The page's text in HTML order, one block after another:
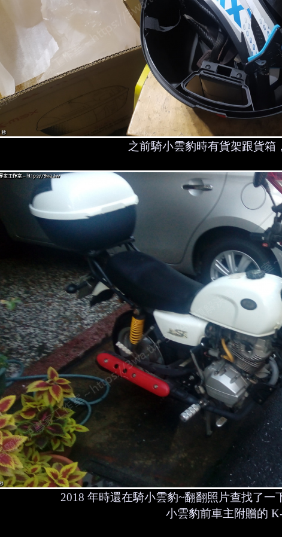
之前騎小雲豹時有貨架跟貨箱
2018 年時還在騎小雲豹~翻翻照片查找了
小雲豹前車主附贈的